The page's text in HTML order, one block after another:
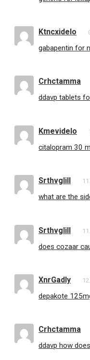
Ktncxidelo
gabapentin for
Crhctamma
ddavp tablets
Kmevidelo
citalopram 30
Srthvglill
what are the
Srthvglill
does cozaar
XnrGadly
depakote
Crhctamma
ddavp how